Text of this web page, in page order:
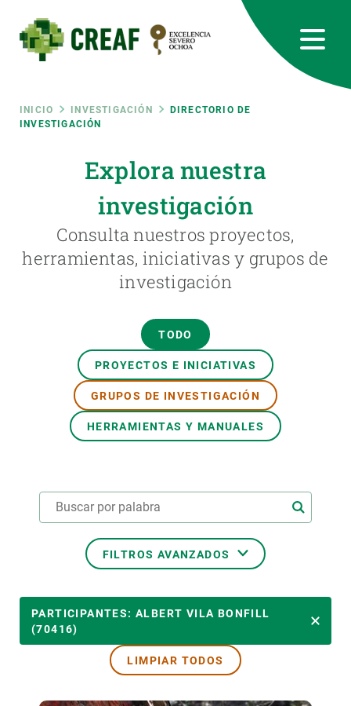
contenido
principal
Ruta
navegación
INICIO INVESTIGACIÓN
DIRECTORIO DE
INVESTIGACIÓN
Explora nuestra
investigación
Consulta nuestros proyectos,
herramientas, iniciativas y grupos de
investigación
TODO
PROYECTOS E INICIATIVAS
GRUPOS DE INVESTIGACIÓN
HERRAMIENTAS Y MANUALES
FILTROS AVANZADOS
TEMAS TRANSVERSALES
PARTICIPANTES: ALBERT VILA BONFILL
(70416)
LIMPIAR TODOS
RRSS
Featured
responsive
Responsive
SOBRE NOSOTROS
ÚNETE A NOSOTROS
NOTICIAS Y AGENDA